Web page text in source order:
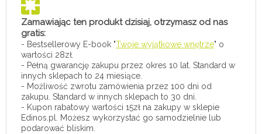
Zamawiając ten produkt dzisiaj, otrzymasz od nas
gratis:
- Bestsellerowy E-book "Twoje wyjątkowe wnętrze" o
wartości 28zł.
- Pełną gwarancję zakupu przez okres 10 lat. Standard w
innych sklepach to 24 miesiące.
- Możliwość zwrotu zamówienia przez 100 dni od
zakupu. Standard w innych sklepach to 30 dni.
- Kupon rabatowy wartości 15zł na zakupy w sklepie
Edinos.pl. Możesz wykorzystać go samodzielnie lub
podarować bliskim.